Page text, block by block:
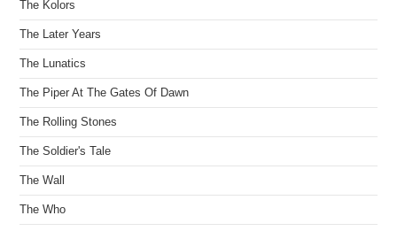
The Kolors
The Later Years
The Lunatics
The Piper At The Gates Of Dawn
The Rolling Stones
The Soldier's Tale
The Wall
The Who